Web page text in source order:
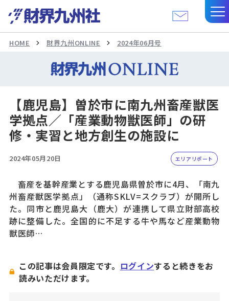
HOME 財界九州ONLINE 2024年06月号
【鹿児島】曽於市に南九州畜産獣医
学拠点／「産業動物獣医師」の研
修・実習と地方創生の施設に
2024年05月20日 エリアリポート
畜産を基幹産業とする鹿児島県曽於市に4月、「南九
州畜産獣医学拠点」（通称SKLV=スクラブ）が開所し
た。同市と鹿児島大（鹿大）が連携して県立財部高校
跡に整備した。全国的に不足する牛や馬など産業動物
獣医師…
この記事は会員限定です。 ログインすると続きをお
読みいただけます。